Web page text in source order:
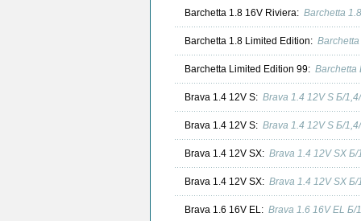
Barchetta 1.8 16V Riviera: Barchetta
Barchetta 1.8 Limited Edition:
Barchetta Limited Edition 99: Barchetta
Brava 1.4 12V S: Brava 1.4 12V S Б/
Brava 1.4 12V S: Brava 1.4 12V S Б/
Brava 1.4 12V SX: Brava 1.4 12V SX
Brava 1.4 12V SX: Brava 1.4 12V SX
Brava 1.6 16V EL: Brava 1.6 16V EL Б/